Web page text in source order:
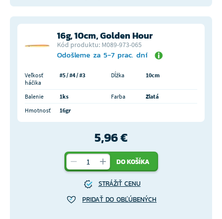
16g, 10cm, Golden Hour
Kód produktu: M089-973-065
Odošleme za 5-7 prac. dní
Veľkosť
háčika
#5 / #4 / #3 Dĺžka 10cm
Balenie 1ks Farba
Zlatá
Hmotnosť
16gr
5,96 €
DO KOŠÍKA
STRÁŽIŤ CENU
PRIDAŤ DO OBĽÚBENÝCH